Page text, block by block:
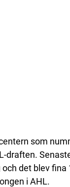
som
draften.
det blev
i AHL.